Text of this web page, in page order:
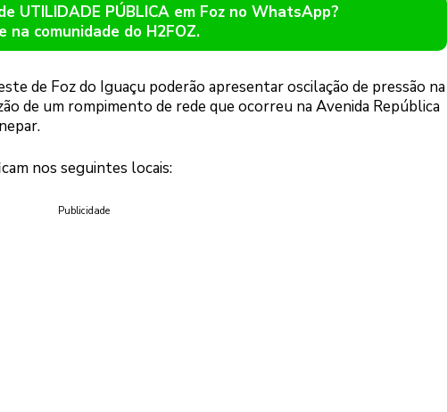
UTILIDADE PÚBLICA em Foz no WhatsApp?
na comunidade do H2FOZ.
de Foz do Iguaçu poderão apresentar oscilação de pressão na
de um rompimento de rede que ocorreu na Avenida República
nos seguintes locais:
Publicidade